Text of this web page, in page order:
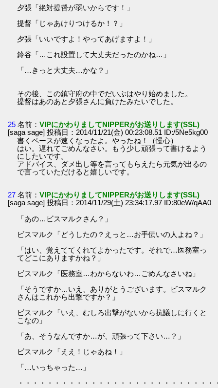
夕張「絶対提督が弱いからです！」
提督「じゃあけりつけるか！？」
夕張「いいですよ！やってあげますよ！」
鈴谷「…これ設置して大丈夫だったのかね…」
「…きっと大丈夫…かな？」
その後、この鎮守府の中でだいぶはやり始めました。
提督はあのあと夕張さんに負けたみたいでした。
25 名前：VIPにかわりましてNIPPERがお送りします(SSL)
[saga sage] 投稿日：2014/11/21(金) 00:23:08.51 ID:/5Ne5kg00
書くペースが速くなったよ。やったね！（慢心）
はい。遅れてごめんなさい。もう少し頑張って書けるよう
にしたいです。
アドバイス、ダメ出し等を言ってもらえたら元気が出るの
で言っていただけると嬉しいです。
27 名前：VIPにかわりましてNIPPERがお送りします(SSL)
[saga sage] 投稿日：2014/11/29(土) 23:34:17.97 ID:80eW/qAA0
「あの…ビスマルクさん？」
ビスマルク「どうしたの？えっと…お手伝いの人よね？」
「はい、覚えててくれてよかったです。それで…医務室っ
てどこにありますかね？」
ビスマルク「医務室…わからないわ…ごめんなさいね」
「そうですか…いえ、ありがとうございます。ビスマルク
さんはこれから出撃ですか？」
ビスマルク「いえ、むしろ出撃がないから抗議しに行くと
こなの」
「あ、そうなんですか…が、頑張って下さい…？」
ビスマルク「ええ！じゃあね！」
「…いっちゃった…」
・・・・・・・・・・・・・・・・・・・・・・・・・・